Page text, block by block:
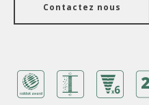
Contactez nous
Avantages